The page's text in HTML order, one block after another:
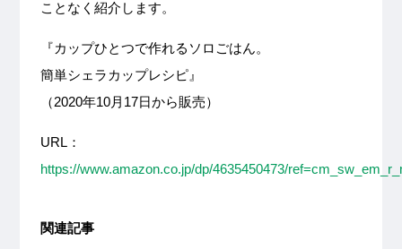
ことなく紹介します。
『カップひとつで作れるソロごはん。
簡単シェラカップレシピ』
（2020年10月17日から販売）
URL：
https://www.amazon.co.jp/dp/4635450473/
関連記事